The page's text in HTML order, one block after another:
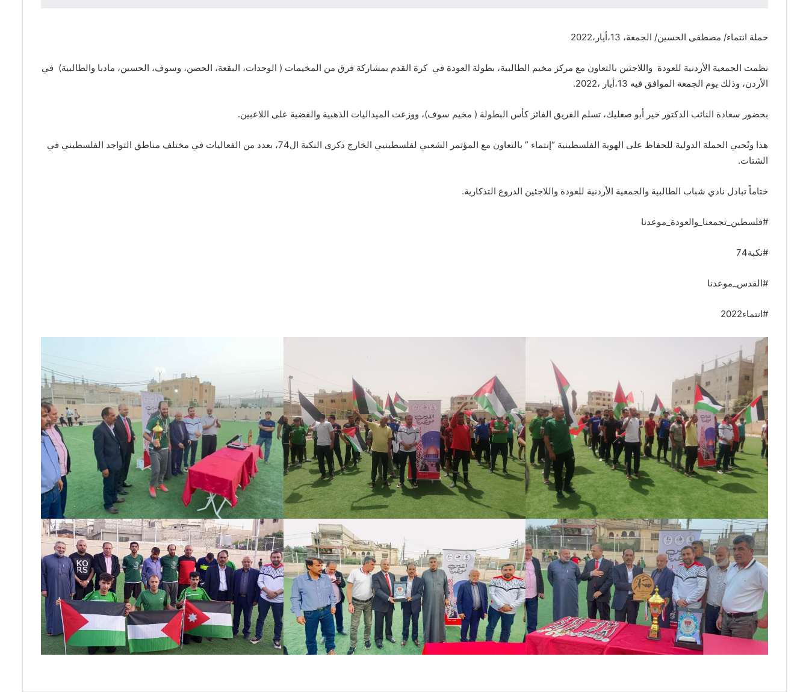
حملة انتماء/ مصطفى الحسين/ الجمعة، 13،أيار،2022
نظمت الجمعية الأردنية للعودة واللاجئين بالتعاون مع مركز مخيم الطالبية، بطولة العودة في كرة القدم بمشاركة فرق من المخيمات ( الوحدات، البقعة، الحصن، وسوف، الحسين، مادبا والطالبية) في
الأردن، وذلك يوم الجمعة الموافق فيه 13،أيار ،2022.
بحضور سعادة النائب الدكتور خير أبو صعليك، تسلم الفريق الفائز كأس البطولة ( مخيم سوف)، ووزعت الميداليات الذهبية والفضية على اللاعبين.
هذا وتُحيي الحملة الدولية للحفاظ على الهوية الفلسطينية “إنتماء ” بالتعاون مع المؤتمر الشعبي لفلسطينيي الخارج ذكرى النكبة ال74، بعدد من الفعاليات في مختلف مناطق التواجد الفلسطيني في
الشتات.
ختاماً تبادل نادي شباب الطالبية والجمعية الأردنية للعودة واللاجئين الدروع التذكارية.
#فلسطين_تجمعنا_والعودة_موعدنا
#نكبة74
#القدس_موعدنا
#انتماء2022